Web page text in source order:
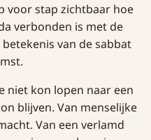
voor stap zichtbaar hoe
verbonden is met de
van de sabbat
niet kon lopen naar een
blijven. Van menselijke
Van een verlamd